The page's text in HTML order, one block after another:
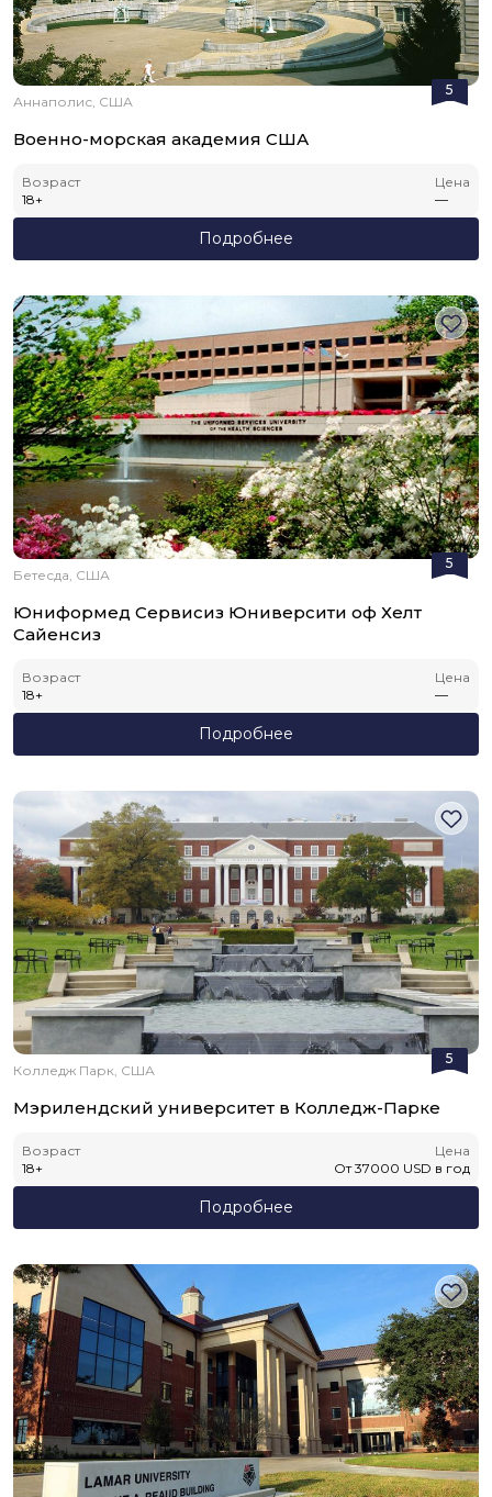
5
Аннаполис, США
Военно-морская академия США
Возраст
18+
Цена
—
Подробнее
5
Бетесда, США
Юниформед Сервисиз Юниверсити оф Хелт
Сайенсиз
Возраст
18+
Цена
—
Подробнее
5
Колледж Парк, США
Мэрилендский университет в Колледж-Парке
Возраст
18+
Цена
От 37000 USD в год
Подробнее